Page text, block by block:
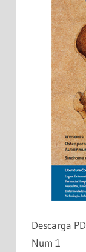
Descarga
Num 1